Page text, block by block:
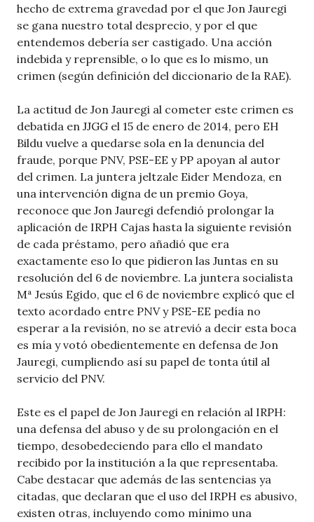
hecho de extrema gravedad por el que Jon Jauregi
se gana nuestro total desprecio, y por el que
entendemos debería ser castigado. Una acción
indebida y reprensible, o lo que es lo mismo, un
crimen (según definición del diccionario de la RAE).
La actitud de Jon Jauregi al cometer este crimen es
debatida en JJGG el 15 de enero de 2014, pero EH
Bildu vuelve a quedarse sola en la denuncia del
fraude, porque PNV, PSE-EE y PP apoyan al autor
del crimen. La juntera jeltzale Eider Mendoza, en
una intervención digna de un premio Goya,
reconoce que Jon Jauregi defendió prolongar la
aplicación de IRPH Cajas hasta la siguiente revisión
de cada préstamo, pero añadió que era
exactamente eso lo que pidieron las Juntas en su
resolución del 6 de noviembre. La juntera socialista
Mª Jesús Egido, que el 6 de noviembre explicó que el
texto acordado entre PNV y PSE-EE pedía no
esperar a la revisión, no se atrevió a decir esta boca
es mía y votó obedientemente en defensa de Jon
Jauregi, cumpliendo así su papel de tonta útil al
servicio del PNV.
Este es el papel de Jon Jauregi en relación al IRPH:
una defensa del abuso y de su prolongación en el
tiempo, desobedeciendo para ello el mandato
recibido por la institución a la que representaba.
Cabe destacar que además de las sentencias ya
citadas, que declaran que el uso del IRPH es abusivo,
existen otras, incluyendo como mínimo una